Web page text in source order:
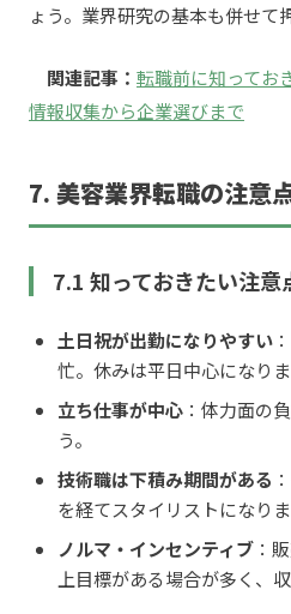
ょう。業界研究の基本も併せて
関連記事： 転職前に知ってお
情報収集から企業選びまで
7. 美容業界転職の注意
7.1 知っておきたい注意
土日祝が出勤になりやすい
忙。休みは平日中心になりま
立ち仕事が中心 ：体力面の
う。
技術職は下積み期間がある
を経てスタイリストになりま
ノルマ・インセンティブ ：
上目標がある場合が多く、